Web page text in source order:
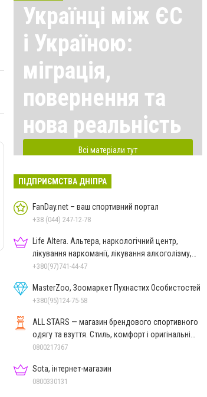
Українці між ЄС
і Україною:
міграція,
повернення та
нова реальність
Всі матеріали тут
ПІДПРИЄМСТВА ДНІПРА
FanDay.net – ваш спортивний портал
+38 (044) 247-12-78
Life Altera. Альтера, наркологічний центр,
лікування наркоманії, лікування алкоголізму,
зняття ломки
+380(97)741-44-47
MasterZoo, Зоомаркет Пухнастих Особистостей
+380(95)124-75-58
ALL STARS — магазин брендового спортивного
одягу та взуття. Стиль, комфорт і оригінальні
моделі
0800217367
Sota, інтернет-магазин
0800330131